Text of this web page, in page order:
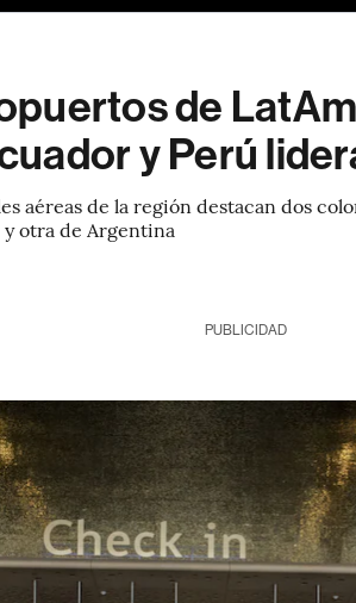
de
y Perú
aéreas de la región destacan dos
otra de Argentina
PUBLICIDAD